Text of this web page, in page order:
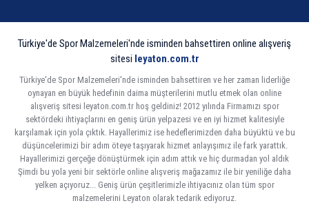
Türkiye'de Spor Malzemeleri'nde isminden bahsettiren online alışveriş
sitesi leyaton.com.tr
Türkiye'de Spor Malzemeleri'nde isminden bahsettiren ve her zaman liderliğe
oynayan en büyük hedefinin daima müşterilerini mutlu etmek olan online
alışveriş sitesi leyaton.com.tr hoş geldiniz! 2012 yılında Firmamızı spor
sektördeki ihtiyaçlarını en geniş ürün yelpazesi ve en iyi hizmet kalitesiyle
karşılamak için yola çıktık. Hayallerimiz ise hedeflerimizden daha büyüktü ve bu
düşüncelerimizi bir adım öteye taşıyarak hizmet anlayışımız ile fark yarattık.
Hayallerimizi gerçeğe dönüştürmek için adım attık ve hiç durmadan yol aldık
Şimdi bu yola yeni bir sektörle online alışveriş mağazamız ile bir yeniliğe daha
yelken açıyoruz... Geniş ürün çeşitlerimizle ihtiyacınız olan tüm spor
malzemelerini Leyaton olarak tedarik ediyoruz.